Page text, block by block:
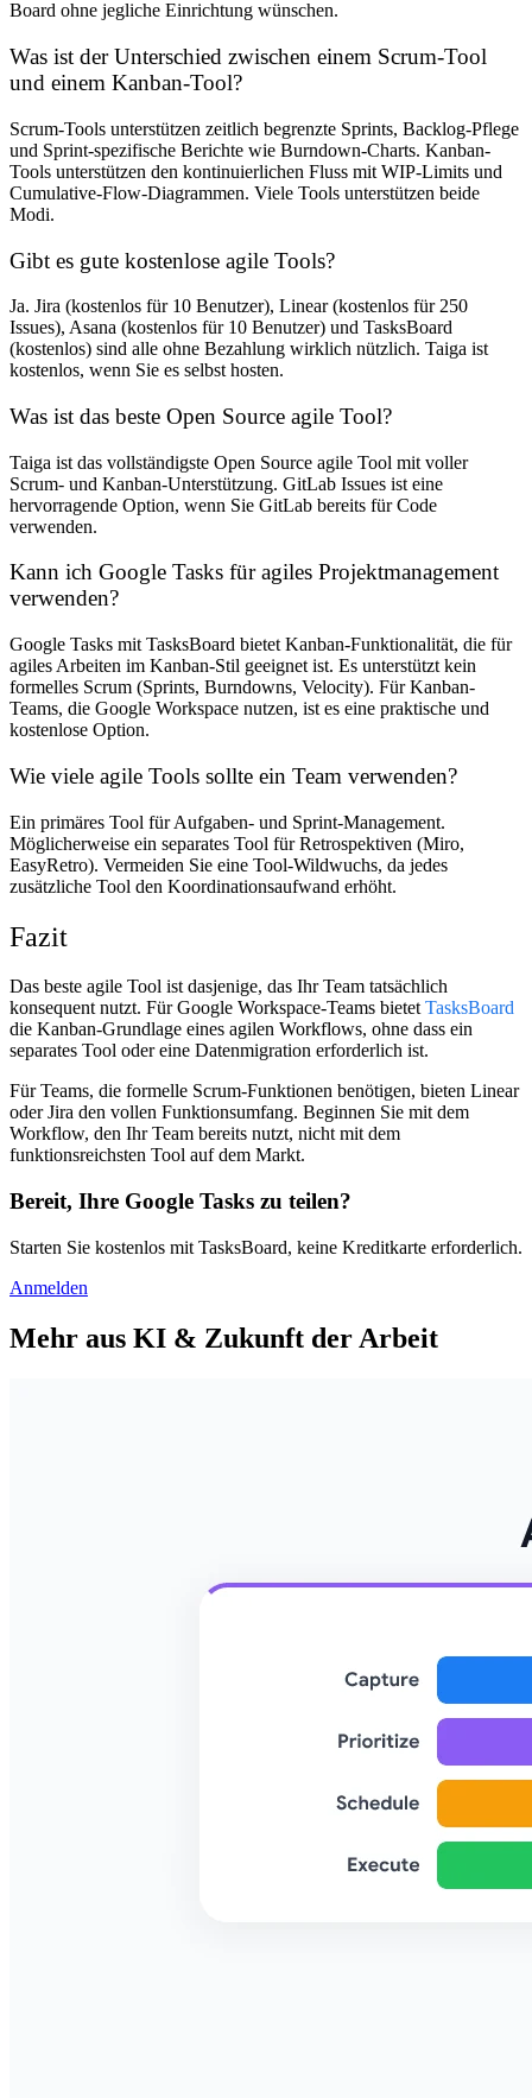
Board ohne jegliche Einrichtung wünschen.
Was ist der Unterschied zwischen einem Scrum-Tool
und einem Kanban-Tool?
Scrum-Tools unterstützen zeitlich begrenzte Sprints, Backlog-Pflege
und Sprint-spezifische Berichte wie Burndown-Charts. Kanban-
Tools unterstützen den kontinuierlichen Fluss mit WIP-Limits und
Cumulative-Flow-Diagrammen. Viele Tools unterstützen beide
Modi.
Gibt es gute kostenlose agile Tools?
Ja. Jira (kostenlos für 10 Benutzer), Linear (kostenlos für 250
Issues), Asana (kostenlos für 10 Benutzer) und TasksBoard
(kostenlos) sind alle ohne Bezahlung wirklich nützlich. Taiga ist
kostenlos, wenn Sie es selbst hosten.
Was ist das beste Open Source agile Tool?
Taiga ist das vollständigste Open Source agile Tool mit voller
Scrum- und Kanban-Unterstützung. GitLab Issues ist eine
hervorragende Option, wenn Sie GitLab bereits für Code
verwenden.
Kann ich Google Tasks für agiles Projektmanagement
verwenden?
Google Tasks mit TasksBoard bietet Kanban-Funktionalität, die für
agiles Arbeiten im Kanban-Stil geeignet ist. Es unterstützt kein
formelles Scrum (Sprints, Burndowns, Velocity). Für Kanban-
Teams, die Google Workspace nutzen, ist es eine praktische und
kostenlose Option.
Wie viele agile Tools sollte ein Team verwenden?
Ein primäres Tool für Aufgaben- und Sprint-Management.
Möglicherweise ein separates Tool für Retrospektiven (Miro,
EasyRetro). Vermeiden Sie eine Tool-Wildwuchs, da jedes
zusätzliche Tool den Koordinationsaufwand erhöht.
Fazit
Das beste agile Tool ist dasjenige, das Ihr Team tatsächlich
konsequent nutzt. Für Google Workspace-Teams bietetTasksBoard
die Kanban-Grundlage eines agilen Workflows, ohne dass ein
separates Tool oder eine Datenmigration erforderlich ist.
Für Teams, die formelle Scrum-Funktionen benötigen, bieten Linear
oder Jira den vollen Funktionsumfang. Beginnen Sie mit dem
Workflow, den Ihr Team bereits nutzt, nicht mit dem
funktionsreichsten Tool auf dem Markt.
Bereit, Ihre Google Tasks zu teilen?
Starten Sie kostenlos mit TasksBoard, keine Kreditkarte erforderlich.
Anmelden
Mehr aus KI & Zukunft der Arbeit